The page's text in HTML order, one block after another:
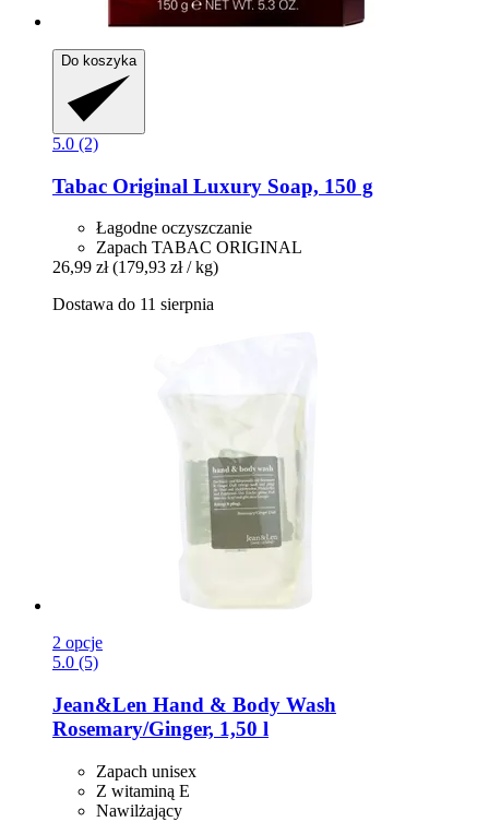
Do koszyka
5.0 (2)
Tabac Original Luxury Soap, 150 g
Łagodne oczyszczanie
Zapach TABAC ORIGINAL
26,99 zł (179,93 zł / kg)
Dostawa do 11 sierpnia
2 opcje
5.0 (5)
Jean&Len Hand & Body Wash
Rosemary/Ginger, 1,50 l
Zapach unisex
Z witaminą E
Nawilżający